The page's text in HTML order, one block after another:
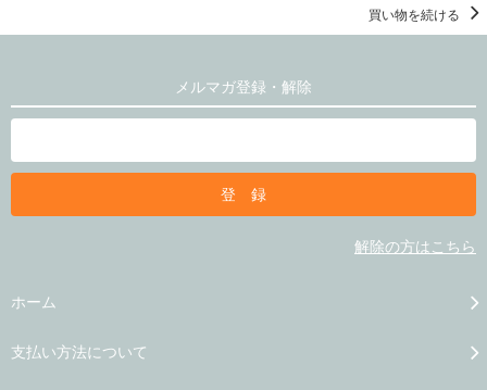
買い物を続ける
メルマガ登録・解除
解除の方はこちら
ホーム
支払い方法について